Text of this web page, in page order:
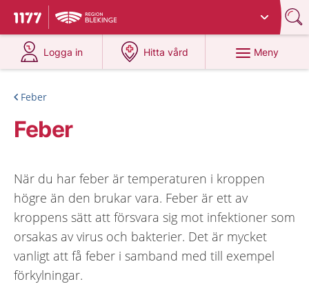
Till startsidan för 1177
Du har valt region
Logga in
på 1177.se
Hitta vård
på 1177.se
Meny
Feber
Feber
När du har feber är temperaturen i kroppen
högre än den brukar vara. Feber är ett av
kroppens sätt att försvara sig mot infektioner som
orsakas av virus och bakterier. Det är mycket
vanligt att få feber i samband med till exempel
förkylningar.